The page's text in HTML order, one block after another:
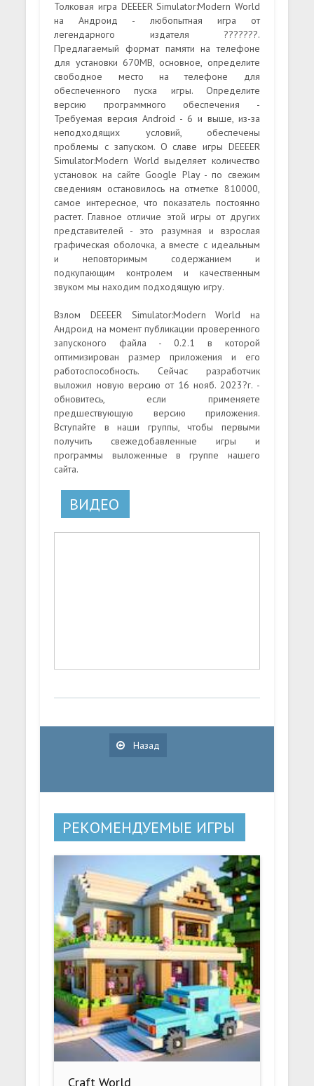
Толковая игра DEEEER Simulator:Modern World
на Андроид - любопытная игра от
легендарного издателя ???????.
Предлагаемый формат памяти на телефоне
для установки 670MB, основное, определите
свободное место на телефоне для
обеспеченного пуска игры. Определите
версию программного обеспечения -
Требуемая версия Android - 6 и выше, из-за
неподходящих условий, обеспечены
проблемы с запуском. О славе игры DEEEER
Simulator:Modern World выделяет количество
установок на сайте Google Play - по свежим
сведениям остановилось на отметке 810000,
самое интересное, что показатель постоянно
растет. Главное отличие этой игры от других
представителей - это разумная и взрослая
графическая оболочка, а вместе с идеальным
и неповторимым содержанием и
подкупающим контролем и качественным
звуком мы находим подходящую игру.
Взлом DEEEER Simulator:Modern World на
Андроид на момент публикации проверенного
запусконого файла - 0.2.1 в которой
оптимизирован размер приложения и его
работоспособность. Сейчас разработчик
выложил новую версию от 16 нояб. 2023?г. -
обновитесь, если применяете
предшествующую версию приложения.
Вступайте в наши группы, чтобы первыми
получить свежедобавленные игры и
программы выложенные в группе нашего
сайта.
ВИДЕО
Назад
РЕКОМЕНДУЕМЫЕ ИГРЫ
Craft World